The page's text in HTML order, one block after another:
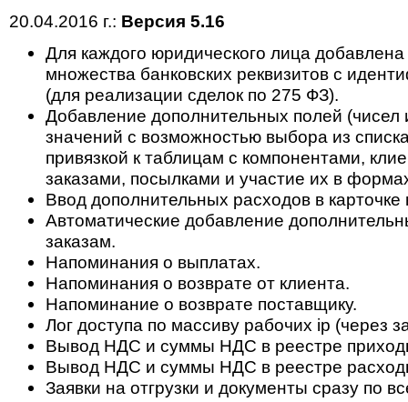
20.04.2016 г.: Версия 5.16
Для каждого юридического лица
множества банковских реквизитов с
(для реализации сделок по 275 ФЗ).
Добавление дополнительных полей (чисел
значений с возможностью выбора из
привязкой к таблицам с компонентами,
заказами, посылками и участие их в
Ввод дополнительных расходов в карточке
Автоматические добавление
заказам.
Напоминания о выплатах.
Напоминания о возврате от клиента.
Напоминание о возврате поставщику.
Лог доступа по массиву рабочих ip (через
Вывод НДС и суммы НДС в реестре
Вывод НДС и суммы НДС в реестре
Заявки на отгрузки и документы сразу по